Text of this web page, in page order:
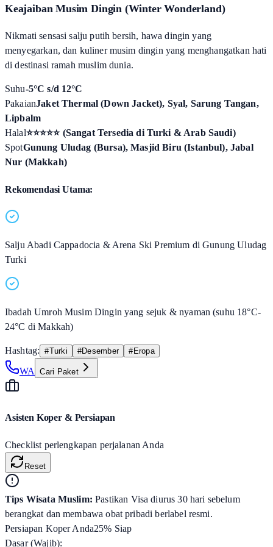
Keajaiban Musim Dingin (Winter Wonderland)
Nikmati sensasi salju putih bersih, hawa dingin yang
menyegarkan, dan kuliner musim dingin yang menghangatkan hati
di destinasi ramah muslim dunia.
Suhu-5°C s/d 12°C
PakaianJaket Thermal (Down Jacket), Syal, Sarung Tangan,
Lipbalm
Halal⭐⭐⭐⭐⭐ (Sangat Tersedia di Turki & Arab Saudi)
SpotGunung Uludag (Bursa), Masjid Biru (Istanbul), Jabal
Nur (Makkah)
Rekomendasi Utama:
Salju Abadi Cappadocia & Arena Ski Premium di Gunung Uludag
Turki
Ibadah Umroh Musim Dingin yang sejuk & nyaman (suhu 18°C-
24°C di Makkah)
Hashtag: #Turki #Desember #Eropa
WA Cari Paket
Asisten Koper & Persiapan
Checklist perlengkapan perjalanan Anda
Reset
Tips Wisata Muslim: Pastikan Visa diurus 30 hari sebelum
berangkat dan membawa obat pribadi berlabel resmi.
Persiapan Koper Anda25% Siap
Dasar (Wajib):